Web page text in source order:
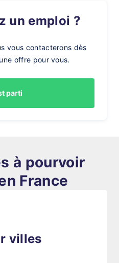
un emploi ?
vous contacterons dès
offre pour vous.
parti
à pourvoir
France
villes